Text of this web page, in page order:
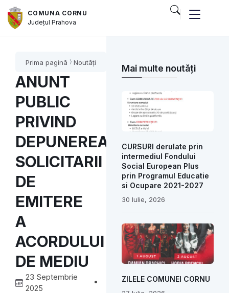
COMUNA CORNU
JudețulPrahova
Prima pagină Noutăți
ANUNT
PUBLIC
PRIVIND
DEPUNEREA
SOLICITARII
DE
EMITERE
A
ACORDULUI
DE MEDIU
23 Septembrie
2025
Mai multe noutăți
CURSURI derulate prin
intermediul Fondului
Social European Plus
prin Programul Educatie
si Ocupare 2021-2027
30 Iulie, 2026
ZILELE COMUNEI CORNU